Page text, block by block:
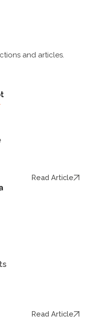
and articles.
Read Article
Read Article